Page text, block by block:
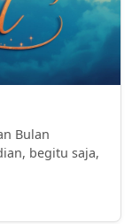
Bulan
begitu saja,